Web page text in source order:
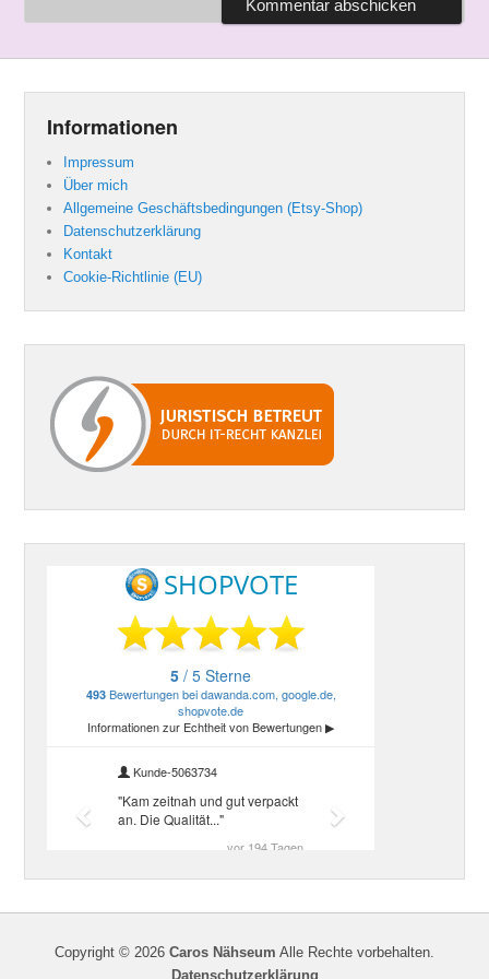
Informationen
Impressum
Über mich
Allgemeine Geschäftsbedingungen (Etsy-Shop)
Datenschutzerklärung
Kontakt
Cookie-Richtlinie (EU)
Copyright © 2026 Caros Nähseum Alle Rechte vorbehalten.
Datenschutzerklärung